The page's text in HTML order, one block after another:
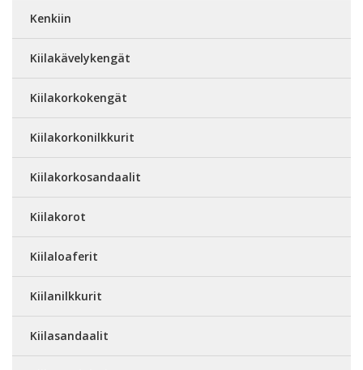
Kenkiin
Kiilakävelykengät
Kiilakorkokengät
Kiilakorkonilkkurit
Kiilakorkosandaalit
Kiilakorot
Kiilaloaferit
Kiilanilkkurit
Kiilasandaalit